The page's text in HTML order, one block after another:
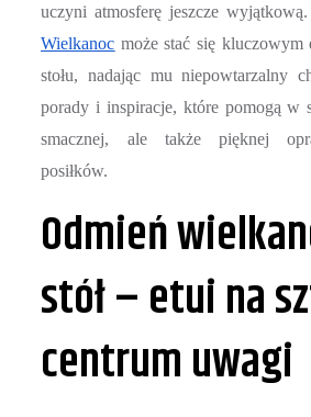
uczyni atmosferę jeszcze wyjątkową.
Wielkanoc może stać się kluczowym
stołu, nadając mu niepowtarzalny
porady i inspiracje, które pomogą w
smacznej, ale także pięknej
posiłków.
Odmień
stół – etui na
centrum uwagi